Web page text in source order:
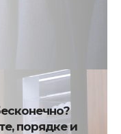
порядке и